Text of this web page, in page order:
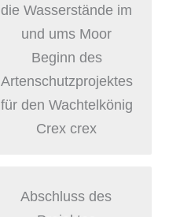
die Wasserstände im
und ums Moor
Beginn des
Artenschutzprojektes
für den Wachtelkönig
Crex crex
Abschluss des